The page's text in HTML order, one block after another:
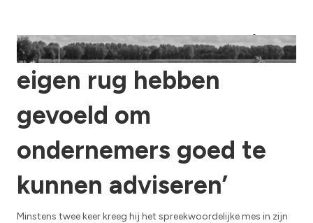
‘Je moet het mes in je
eigen rug hebben
gevoeld om
ondernemers goed te
kunnen adviseren’
Minstens twee keer kreeg hij het spreekwoordelijke mes in zijn